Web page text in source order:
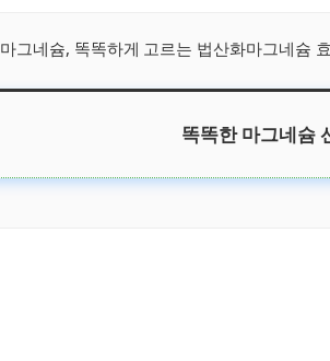
마그네슘, 똑똑하게 고르는 법산화마그네슘
똑똑한 마그네슘